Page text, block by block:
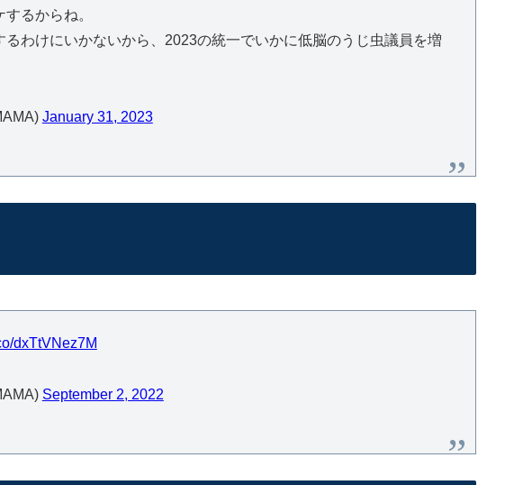
るからね。
わけにいかないから、2023の統一でいかに低脳のうじ虫議員を増
January 31, 2023
dxTtVNez7M
September 2, 2022